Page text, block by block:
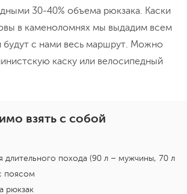
30-40% объема рюкзака. Каски
в каменоломнях мы выдадим всем
с нами весь маршрут. Можно
каску или велосипедный
взять с собой
длительного похода (90 л – мужчины, 70 л
поясом
рюкзак